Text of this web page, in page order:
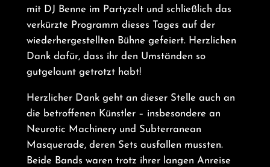
mit DJ Benne im Partyzelt und schließlich das
verkürzte Programm dieses Tages auf der
wiederhergestellten Bühne gefeiert. Herzlichen
Dank dafür, dass ihr den Umständen so
gutgelaunt getrotzt habt!
Herzlicher Dank geht an dieser Stelle auch an
die betroffenen Künstler – insbesondere an
Neurotic Machinery und Subterranean
Masquerade, deren Sets ausfallen mussten.
Beide Bands waren trotz ihrer langen Anreise